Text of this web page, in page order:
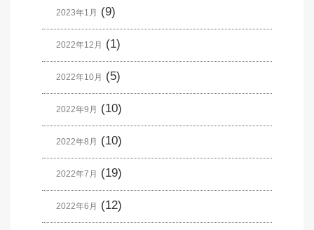
2023年1月 (9)
2022年12月 (1)
2022年10月 (5)
2022年9月 (10)
2022年8月 (10)
2022年7月 (19)
2022年6月 (12)